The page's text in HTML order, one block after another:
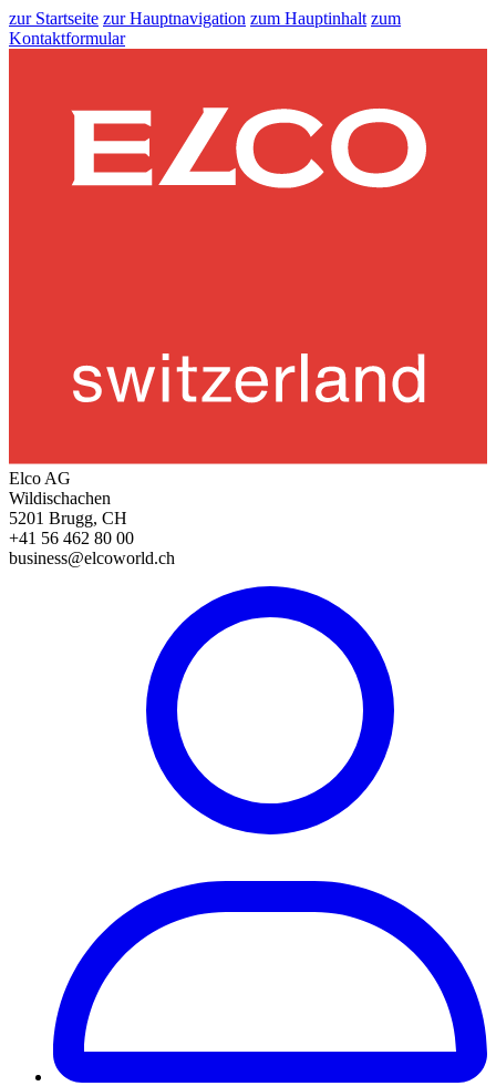
zur Startseite zur Hauptnavigation zum Hauptinhalt zum
Kontaktformular
Elco AG
Wildischachen
5201 Brugg, CH
+41 56 462 80 00
business@elcoworld.ch